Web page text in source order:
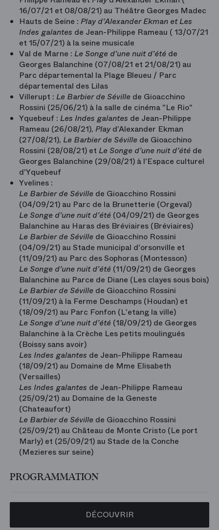
16/07/21 et 08/08/21) au Théâtre Georges Madec
Hauts de Seine : Playd’Alexander Ekman et Les
Indes galantes de Jean-Philippe Rameau ( 13/07/21
et 15/07/21) à la seine musicale
Val de Marne : Le Songe d’une nuit d’été de
Georges Balanchine (07/08/21 et 21/08/21) au
Parc départemental la Plage Bleueu / Parc
départemental des Lilas
Villerupt : Le Barbier de Séville de Gioacchino
Rossini (25/06/21) à la salle de cinéma "Le Rio"
Yquebeuf : Les Indes galantes de Jean-Philippe
Rameau (26/08/21), Playd’Alexander Ekman
(27/08/21), Le Barbier de Séville de Gioacchino
Rossini (28/08/21) et Le Songe d’une nuit d’été de
Georges Balanchine (29/08/21) à l'Espace culturel
d'Yquebeuf
Yvelines :
Le Barbier de Séville de Gioacchino Rossini
(04/09/21) au Parc de la Brunetterie (Orgeval)
Le Songe d’une nuit d’été (04/09/21) de Georges
Balanchine au Haras des Bréviaires (Bréviaires)
Le Barbier de Séville de Gioacchino Rossini
(04/09/21) au Stade municipal d'orsonville et
(11/09/21) au Parc des Sophoras (Montesson)
Le Songe d’une nuit d’été (11/09/21) de Georges
Balanchine au Parce de Diane (Les clayes sous bois)
Le Barbier de Séville de Gioacchino Rossini
(11/09/21) à la Ferme Deschamps (Houdan) et
(18/09/21) au Parc Fonfon (L'etang la ville)
Le Songe d’une nuit d’été (18/09/21) de Georges
Balanchine à la Crèche Les petits moulingués
(Boissy sans avoir)
Les Indes galantes de Jean-Philippe Rameau
(18/09/21) au Domaine de Mme Elisabeth
(Versailles)
Les Indes galantes de Jean-Philippe Rameau
(25/09/21) au Domaine de la Geneste
(Chateaufort)
Le Barbier de Séville de Gioacchino Rossini
(25/09/21) au Château de Monte Cristo (Le port
Marly) et (25/09/21) au Stade de la Conche
(Mezieres sur seine)
PROGRAMMATION
DÉCOUVRIR